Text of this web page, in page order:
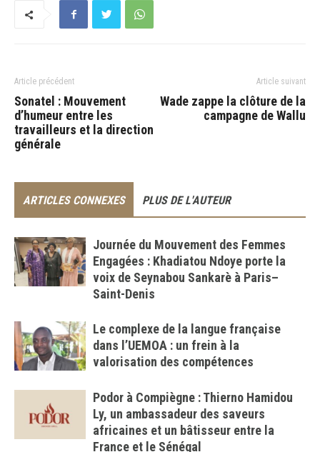
Article précédent
Sonatel : Mouvement
d’humeur entre les
travailleurs et la direction
générale
Article suivant
Wade zappe la clôture de la
campagne de Wallu
ARTICLES CONNEXES PLUS DE L'AUTEUR
Journée du Mouvement des Femmes
Engagées : Khadiatou Ndoye porte la
voix de Seynabou Sankarè à Paris–
Saint-Denis
Le complexe de la langue française
dans l’UEMOA : un frein à la
valorisation des compétences
Podor à Compiègne : Thierno Hamidou
Ly, un ambassadeur des saveurs
africaines et un bâtisseur entre la
France et le Sénégal